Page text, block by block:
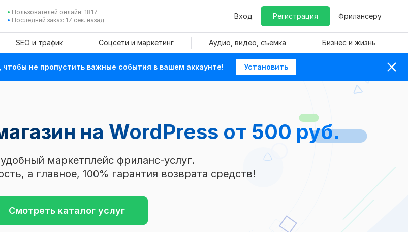
Пользователей онлайн: 1817
Последний заказ: 17 сек. назад
Вход Регистрация Фрилансеру
SEO и трафик Соцсети и маркетинг Аудио, видео, съемка Бизнес и жизнь
не пропустить важные события в вашем аккаунте! Установить
на WordPress от 500 руб.
маркетплейс фриланс-услуг.
а главное, 100% гарантия возврата средств!
Смотреть каталог услуг